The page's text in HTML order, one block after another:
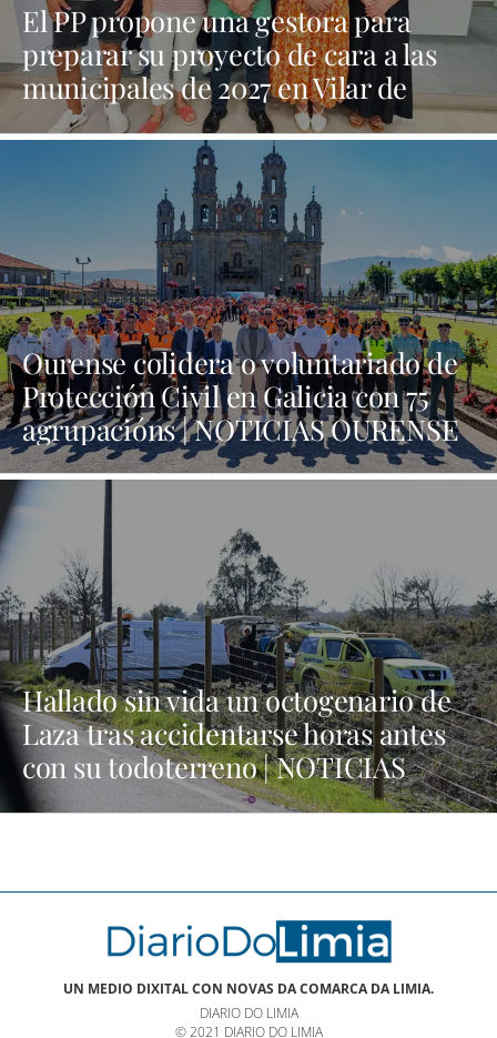
El PP propone una gestora para
preparar su proyecto de cara a las
municipales de 2027 en Vilar de
Barrio | NOTICIAS XINZO
Ourense colidera o voluntariado de
Protección Civil en Galicia con 75
agrupacións | NOTICIAS OURENSE
Hallado sin vida un octogenario de
Laza tras accidentarse horas antes
con su todoterreno | NOTICIAS
VERÍN
UN MEDIO DIXITAL CON NOVAS DA COMARCA DA LIMIA.
DIARIO DO LIMIA
© 2021 DIARIO DO LIMIA